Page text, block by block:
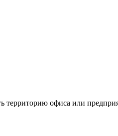
офиса или